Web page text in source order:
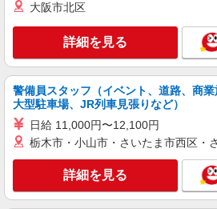
大阪市北区
詳細を見る
警備員スタッフ（イベント、道路、商業
大型駐車場、JR列車見張りなど）
日給 11,000円〜12,100円
栃木市・小山市・さいたま市西区・
詳細を見る